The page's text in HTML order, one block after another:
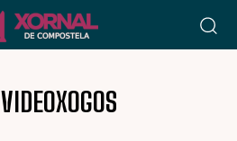
VIDEOXOGOS